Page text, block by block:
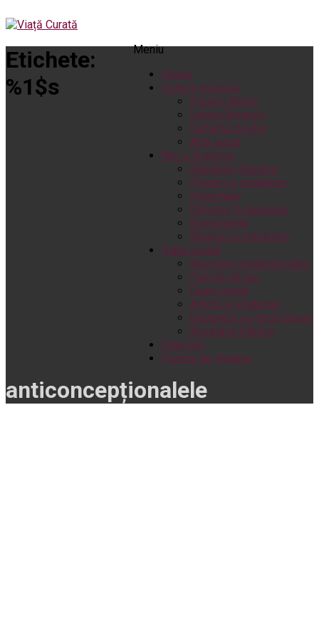
Meniu
Home
Cultură creștină
Pateric Atonit
Istoria Bisericii
Cenaclu creștin
Artă sacră
Noi și Biserica
Rânduieli liturgice
Predici și cateheze
Pelerinaje
Ortodox în diaspora
Evenimente
Biserici și mănăstiri
Viață curată
Nevoințe contemporane
Familia de azi
Casa curată
Adicții și vindecări
Gadgeturi cu două tăișuri
Bucătărie biblică
Interviuri
Puncte de Vedere
Etichete:
%1$s
anticoncepționalele